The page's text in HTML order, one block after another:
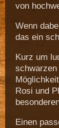
von
Wenn
das ein
Kurz um
Rosi und
Einen